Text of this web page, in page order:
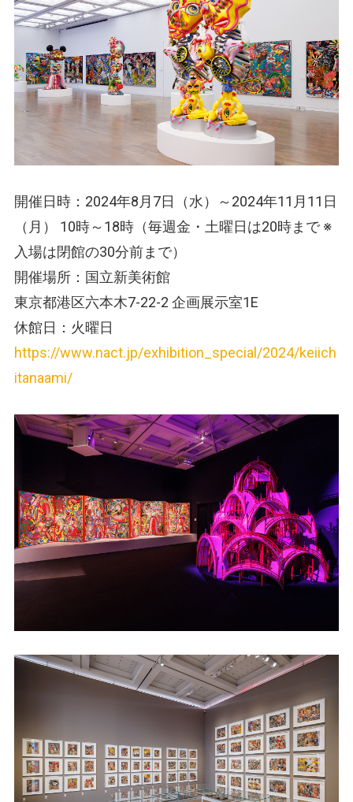
開催日時：2024年8月7日（水）～2024年11月11日
（月） 10時～18時（毎週金・土曜日は20時まで ※
入場は閉館の30分前まで）
開催場所：国立新美術館
東京都港区六本木7-22-2 企画展示室1E
休館日：火曜日
https://www.nact.jp/exhibition_special/2024/keiich
itanaami/